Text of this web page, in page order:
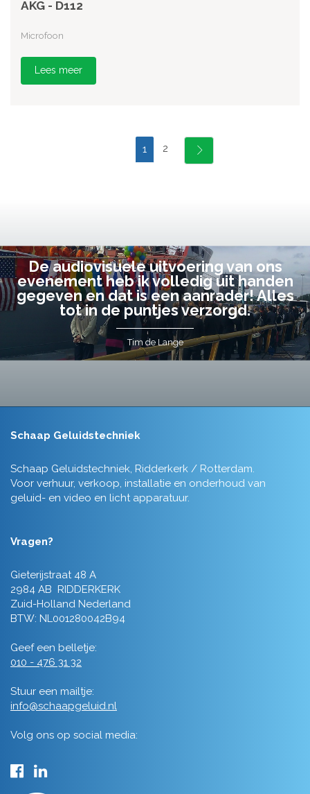
AKG - D112
Microfoon
Lees meer
1 2
De audiovisuele uitvoering van ons
evenement heb ik volledig uit handen
gegeven en dat is een aanrader! Alles
tot in de puntjes verzorgd.
Tim de Lange
Schaap Geluidstechniek
Schaap Geluidstechniek, Ridderkerk / Rotterdam.
Voor verhuur, verkoop, installatie en onderhoud van
geluid- en video en licht apparatuur.
Vragen?
Gieterijstraat 48 A
2984 AB RIDDERKERK
Zuid-Holland Nederland
BTW: NL001280042B94
Geef een belletje:
010 - 476 31 32
Stuur een mailtje:
info@schaapgeluid.nl
Volg ons op social media: